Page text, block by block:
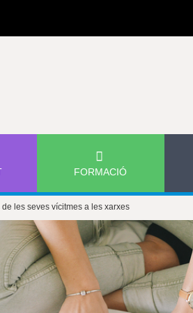
FORMACIÓ
les seves vícitmes a les xarxes